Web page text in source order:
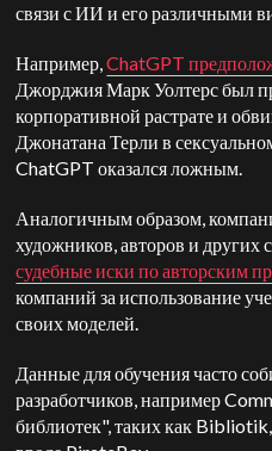
связи с ИИ и его различными
Например,ChatGPT
Джорджия Марк Уолтерс был
корпоративной растрате и
Джонатана Терли в
ChatGPT оказался ложным.
Аналогичным образом,
художников, авторов и других
судебные иски по авторским
компаний за использование
своих моделей.
Данные для обучения часто
разработчиков, например
библиотек", таких как